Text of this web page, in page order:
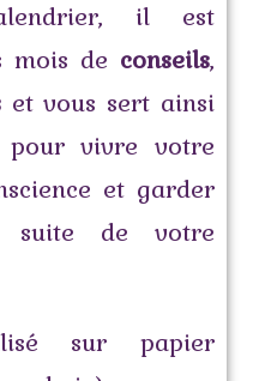
il est
mois de conseils,
et vous sert ainsi
vivre votre
et garder
de votre
sur papier